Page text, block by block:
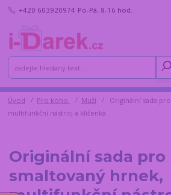
+420 603920974 Po-Pá, 8-16 hod.
Úvod Pro koho Muži
Originální sada
multifunkční nástroj a klíčenka
Originální sada pro
smaltovaný hrnek,